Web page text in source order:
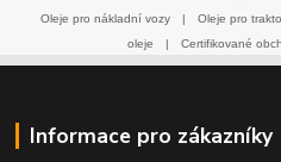
Oleje pro nákladní vozy
| Oleje pro
oleje
| Certifikované
Informace pro zákazníky